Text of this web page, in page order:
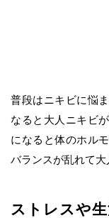
普段はニキビに悩
なると大人ニキビ
になると体のホル
バランスが乱れて大
ストレスや